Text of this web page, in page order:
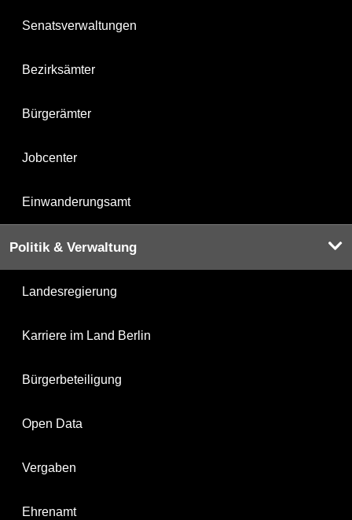
Senatsverwaltungen
Bezirksämter
Bürgerämter
Jobcenter
Einwanderungsamt
Politik & Verwaltung
Landesregierung
Karriere im Land Berlin
Bürgerbeteiligung
Open Data
Vergaben
Ehrenamt